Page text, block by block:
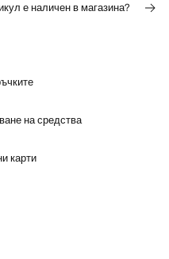
е наличен в магазина?
на средства
карти